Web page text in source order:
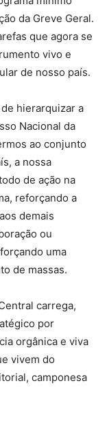
da Greve Geral.
que agora se
vivo e
de nosso país.
hierarquizar a
Nacional da
ao conjunto
a nossa
de ação na
reforçando a
demais
ou
uma
de massas.
carrega,
por
orgânica e viva
vivem do
camponesa